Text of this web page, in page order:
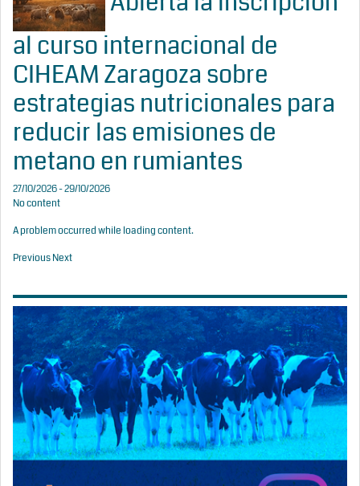
al curso internacional de
CIHEAM Zaragoza sobre
estrategias nutricionales para
reducir las emisiones de
metano en rumiantes
27/10/2026 - 29/10/2026
No content
A problem occurred while loading content.
PreviousNext